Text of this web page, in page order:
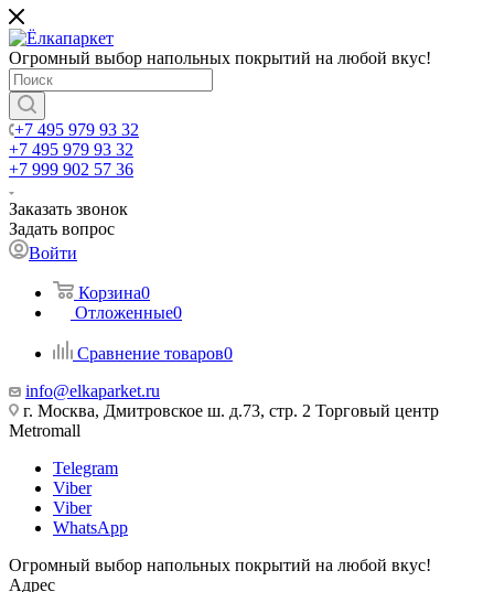
Огромный выбор напольных покрытий на любой вкус!
+7 495 979 93 32
+7 495 979 93 32
+7 999 902 57 36
Заказать звонок
Задать вопрос
Войти
Корзина0
Отложенные0
Сравнение товаров0
info@elkaparket.ru
г. Москва, Дмитровское ш. д.73, стр. 2 Торговый центр
Metromall
Telegram
Viber
Viber
WhatsApp
Огромный выбор напольных покрытий на любой вкус!
Адрес